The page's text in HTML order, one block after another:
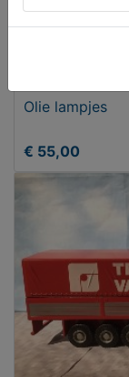
Olie lampjes
€ 55,00